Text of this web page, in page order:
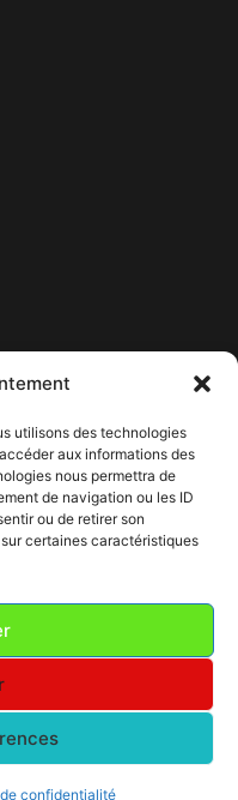
utilisons des technologies
aux informations des
nous permettra de
de navigation ou les ID
ou de retirer son
certaines caractéristiques
confidentialité
■ ■ ■ ■ ■ ■ ■ ■ ■ ■